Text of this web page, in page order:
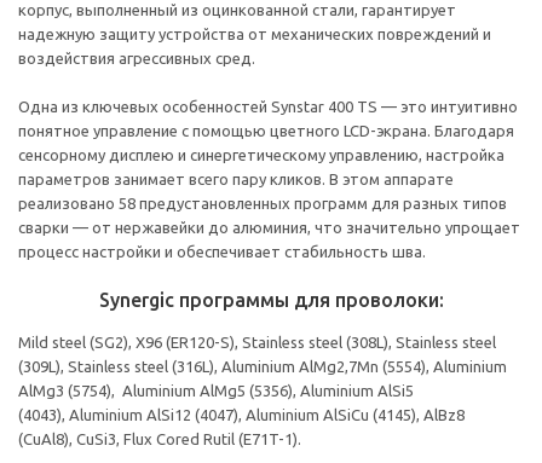
корпус, выполненный из оцинкованной стали, гарантирует
надежную защиту устройства от механических повреждений и
воздействия агрессивных сред.
Одна из ключевых особенностей Synstar 400 TS — это интуитивно
понятное управление с помощью цветного LCD-экрана. Благодаря
сенсорному дисплею и синергетическому управлению, настройка
параметров занимает всего пару кликов. В этом аппарате
реализовано 58 предустановленных программ для разных типов
сварки — от нержавейки до алюминия, что значительно упрощает
процесс настройки и обеспечивает стабильность шва.
Synergic программы для проволоки:
Mild steel (SG2), X96 (ER120-S), Stainless steel (308L), Stainless steel
(309L), Stainless steel (316L), Aluminium AlMg2,7Mn (5554), Aluminium
AlMg3 (5754), Aluminium AlMg5 (5356), Aluminium AlSi5
(4043), Aluminium AlSi12 (4047), Aluminium AlSiCu (4145), AlBz8
(CuAl8), CuSi3, Flux Cored Rutil (E71T-1).